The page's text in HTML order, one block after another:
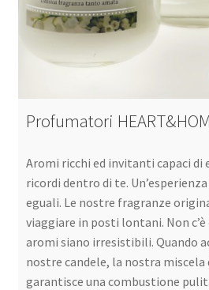
Profumatori
Aromi ricchi ed invitanti capaci di
ricordi dentro di te.
eguali. Le nostre fragranze
viaggiare in posti lontani. Non
aromi siano irresistibili. Quando
nostre candele, la nostra miscela
garantisce una combustione